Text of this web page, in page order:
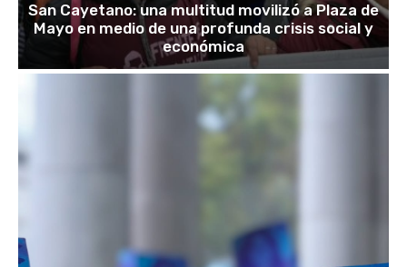
San Cayetano: una multitud movilizó a Plaza de
Mayo en medio de una profunda crisis social y
económica